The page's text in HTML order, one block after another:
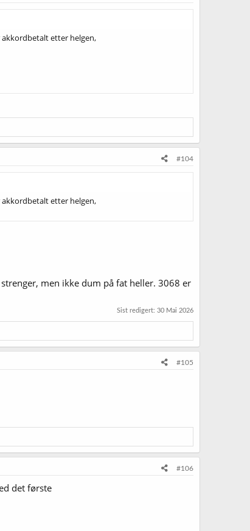
akkordbetalt etter helgen,
#104
akkordbetalt etter helgen,
men ikke dum på fat heller. 3068 er
Sist redigert: 30 Mai 2026
#105
#106
det første